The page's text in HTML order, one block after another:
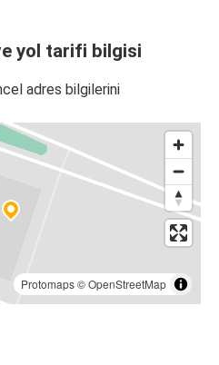
yol tarifi bilgisi
adres bilgilerini
Protomaps©OpenStreetMap